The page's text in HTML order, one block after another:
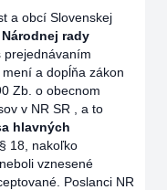
a obcí Slovenskej
rady
prejednávaním
a dopĺňa zákon
Zb. o obecnom
v NR SR , a to
hlavných
18, nakoľko
vznesené
Poslanci NR